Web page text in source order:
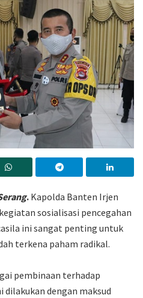
. Kapolda Banten Irjen
sosialisasi pencegahan
ini sangat penting untuk
terkena paham radikal.
pembinaan terhadap
dengan maksud